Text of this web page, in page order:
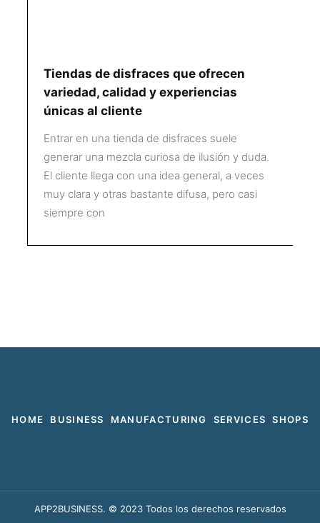
Tiendas de disfraces que ofrecen
variedad, calidad y experiencias
únicas al cliente
Entrar en una tienda de disfraces suele
generar una mezcla curiosa de ilusión y duda.
El cliente llega con una idea general, a veces
muy clara y otras bastante difusa, pero casi
siempre con
HOME BUSINESS MANUFACTURING SERVICES SHOPS
e
b
t
t
t
a
APP2BUSINESS. © 2023 Todos los derechos reservados